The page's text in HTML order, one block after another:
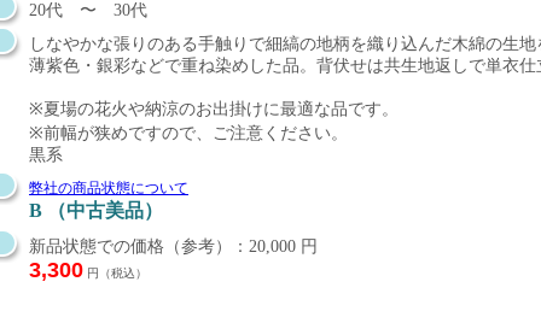
20代 〜 30代
しなやかな張りのある手触りで細縞の地柄を織り込んだ木綿の生
薄紫色・銀彩などで重ね染めした品。背伏せは共生地返しで単衣仕
※夏場の花火や納涼のお出掛けに最適な品です。
※前幅が狭めですので、ご注意ください。
黒系
弊社の商品状態について
B （中古美品）
新品状態での価格（参考）：20,000 円
3,300 円（税込）